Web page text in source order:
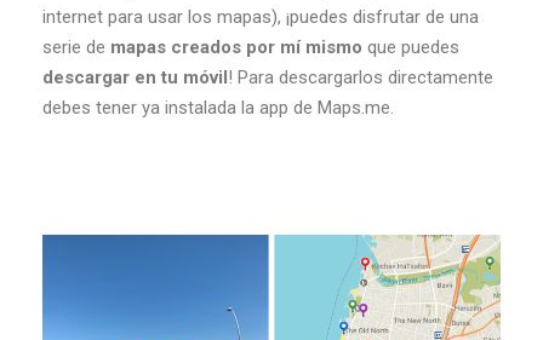
internet para usar los mapas), ¡puedes disfrutar de una
serie de mapas creados por mí mismo que puedes
descargar en tu móvil! Para descargarlos directamente
debes tener ya instalada la app de Maps.me.